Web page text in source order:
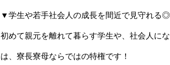
▼学生や若手社会人の成長を間近で見守れる◎
初めて親元を離れて暮らす学生や、社会人に
は、寮長寮母ならではの特権です！